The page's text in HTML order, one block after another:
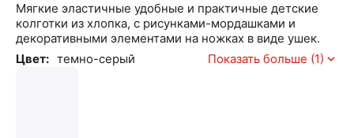
Мягкие эластичные удобные и практичные детские
колготки из хлопка, с рисунками-мордашками и
декоративными элементами на ножках в виде ушек.
Цвет: темно-серый Показать больше (1)